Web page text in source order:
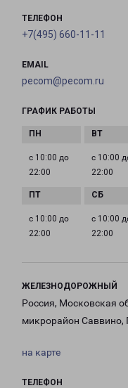
ТЕЛЕФОН
+7(495) 660-11-11
EMAIL
pecom@pecom.ru
ГРАФИК РАБОТЫ
с 10:00 до
22:00
с 10:00
22:00
с 10:00 до
22:00
с 10:00
22:00
ЖЕЛЕЗНОДОРОЖНЫЙ
Россия, Московская
микрорайон
на карте
ТЕЛЕФОН